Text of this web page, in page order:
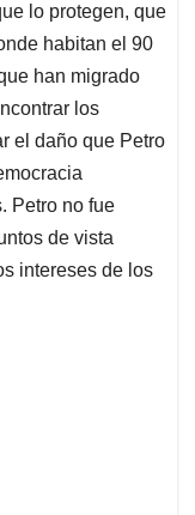
lo protegen, que
habitan el 90
han migrado
los
el daño que Petro
Petro no fue
de vista
intereses de los